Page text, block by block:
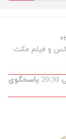
شنبه تا پنجشنبه از ساعت 9 الی 13 و 16:30 الی 20:30 پاسخگوی